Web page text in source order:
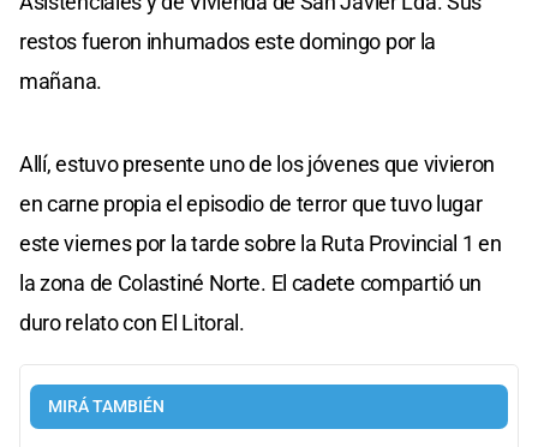
restos fueron inhumados este domingo por la
mañana.
Allí, estuvo presente uno de los jóvenes que vivieron
en carne propia el episodio de terror que tuvo lugar
este viernes por la tarde sobre la Ruta Provincial 1 en
la zona de Colastiné Norte. El cadete compartió un
duro relato con El Litoral.
MIRÁ TAMBIÉN